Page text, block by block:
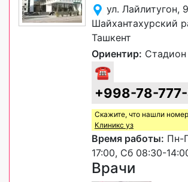
ул. Лайлитугон,
Шайхантахурский
Ташкент
Ориентир:
☎
+998-78-
Скажите, что нашли
Клиникс уз
Время работы: Пн-
17:00, Сб 08:30-
Врачи